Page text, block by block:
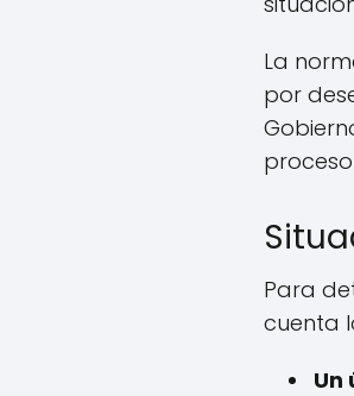
La
por
Para
cuenta
Un